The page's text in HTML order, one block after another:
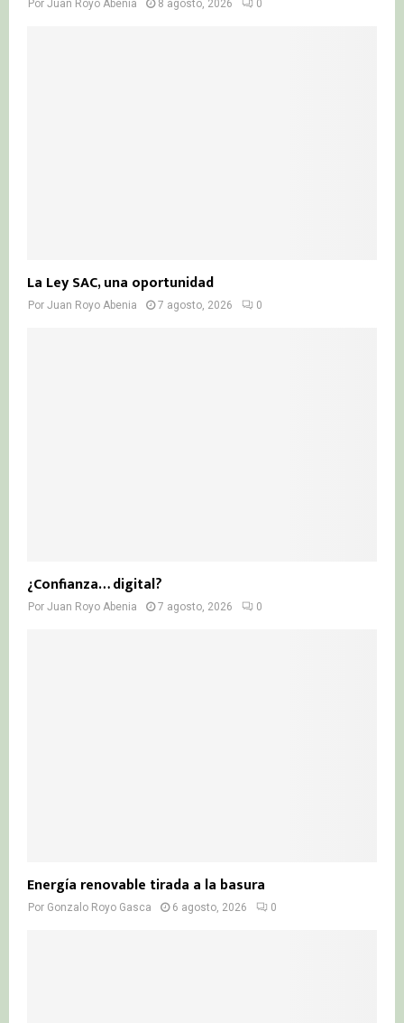
Por Juan Royo Abenia 8 agosto, 2026 0
La Ley SAC, una oportunidad
Por Juan Royo Abenia 7 agosto, 2026 0
¿Confianza… digital?
Por Juan Royo Abenia 7 agosto, 2026 0
Energía renovable tirada a la basura
Por Gonzalo Royo Gasca 6 agosto, 2026 0